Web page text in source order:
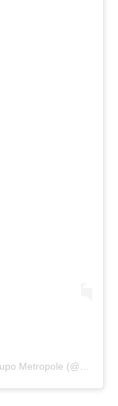
Uma publicação compartilhada por Grupo Metropole (@grupo.metropole)